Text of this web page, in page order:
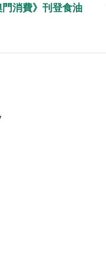
消費》刊登食油